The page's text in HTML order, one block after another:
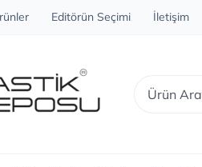
Editörün Seçimi İletişim